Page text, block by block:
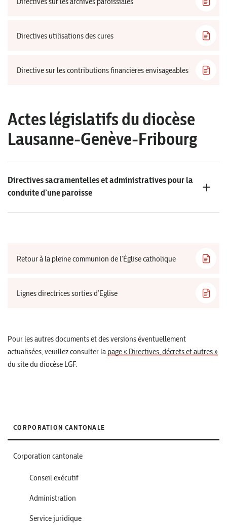
Directives utilisations des cures
Directive sur les contributions financières envisageables
Actes législatifs du diocèse
Lausanne-Genève-Fribourg
Directives sacramentelles et administratives pour la
conduite d’une paroisse
Retour à la pleine communion de l’Église catholique
Lignes directrices sorties d’Eglise
Pour les autres documents et des versions éventuellement
actualisées, veuillez consulter la page « Directives, décrets et autres »
du site du diocèse LGF.
CORPORATION CANTONALE
Corporation cantonale
Conseil exécutif
Administration
Service juridique